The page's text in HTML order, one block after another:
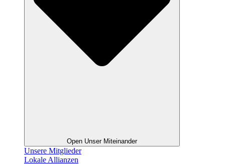
Open Unser Miteinander
Unsere Mitglieder
Lokale Allianzen